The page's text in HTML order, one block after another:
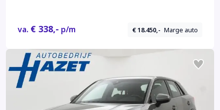
va. € 338,- p/m € 18.450,- Marge auto